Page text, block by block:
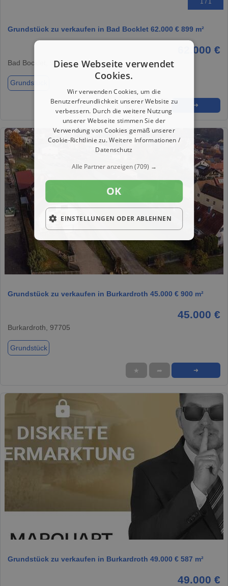
1 / 1
Grundstück zu verkaufen in Bad Bocklet 62.000 € 899 m²
62.000 €
Bad Bocklet, 97708
Grundstück
★ ➦ ➜
1 / 1
Grundstück zu verkaufen in Burkardroth 45.000 € 900 m²
45.000 €
Burkardroth, 97705
Grundstück
★ ➦ ➜
Grundstück zu verkaufen in Burkardroth 49.000 € 587 m²
49.000 €
Diese Webseite verwendet
Cookies.
Wir verwenden Cookies, um die
Benutzerfreundlichkeit unserer Website zu
verbessern. Durch die weitere Nutzung
unserer Webseite stimmen Sie der
Verwendung von Cookies gemäß unserer
Cookie-Richtlinie zu.Weitere Informationen /
Datenschutz
Alle Partner anzeigen(709) →
OK
EINSTELLUNGEN ODER ABLEHNEN